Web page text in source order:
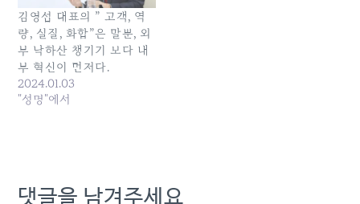
김영섭 대표의 ” 고객, 역
량, 실질, 화합”은 말뿐, 외
부 낙하산 챙기기 보다 내
부 혁신이 먼저다.
2024.01.03
"성명"에서
댓글을 남겨주세요